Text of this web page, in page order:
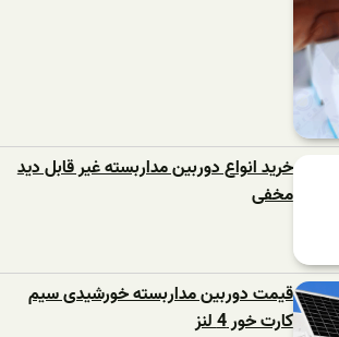
خرید انواع دوربین مداربسته غیر قابل دید
مخفی
قیمت دوربین مداربسته خورشیدی سیم
کارت خور 4 لنز